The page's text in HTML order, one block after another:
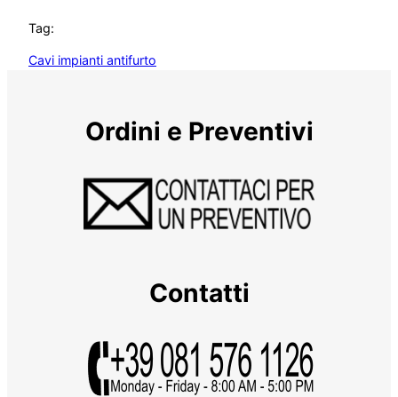
Tag:
Cavi impianti antifurto
Ordini e Preventivi
Contatti